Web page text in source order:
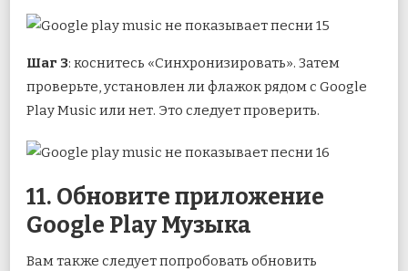
Шаг 3: коснитесь «Синхронизировать». Затем
проверьте, установлен ли флажок рядом с Google
Play Music или нет. Это следует проверить.
11. Обновите приложение
Google Play Музыка
Вам также следует попробовать обновить